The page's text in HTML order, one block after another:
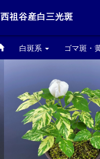
西祖谷産白三光斑
白斑系
白三光斑
白散り斑
ゴマ斑・
黄散り斑